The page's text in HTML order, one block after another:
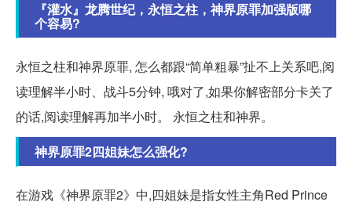
『灌水』龙腾世纪，永恒之柱，神界原罪加强版哪
个容易?
永恒之柱和神界原罪, 怎么都跟“简单粗暴”扯不上关系吧,阅
读理解半小时、战斗5分钟, 哦对了,如果你解密部分卡关了
的话,阅读理解再加半小时。 永恒之柱和神界。
神界原罪2四姐妹怎么强化?
在游戏《神界原罪2》中,四姐妹是指女性主角Red Prince